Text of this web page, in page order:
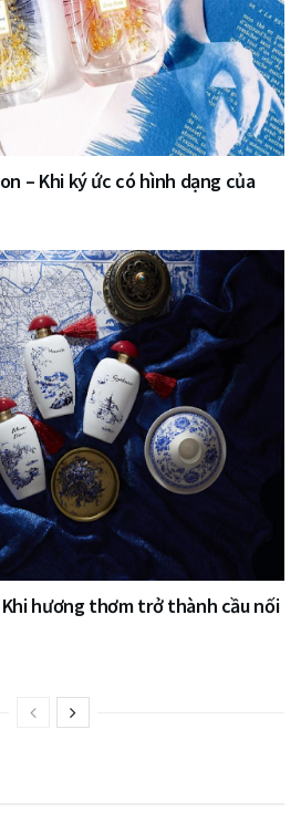
– Khi ký ức có hình dạng của
Khi hương thơm trở thành cầu nối